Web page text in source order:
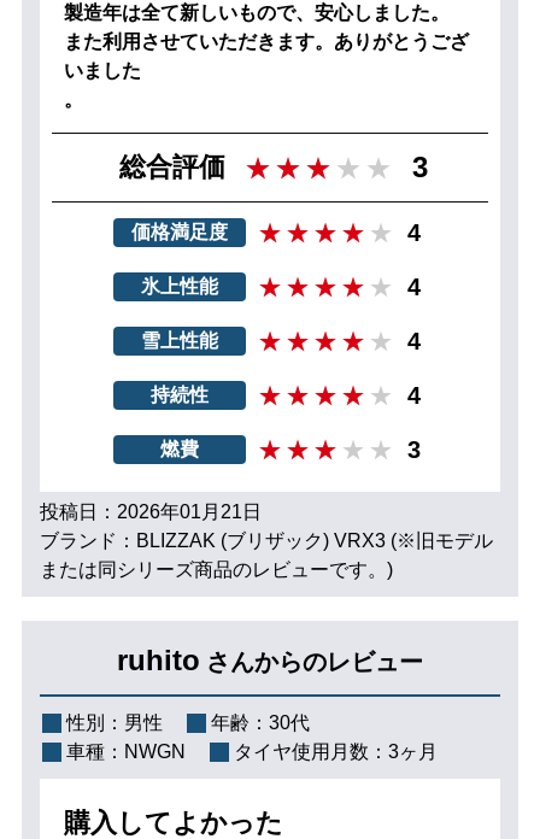
製造年は全て新しいもので、安心しました。
また利用させていただきます。ありがとうござ
いました
。
総合評価 3
価格満足度 4
氷上性能 4
雪上性能 4
持続性 4
燃費 3
投稿日：2026年01月21日
ブランド：BLIZZAK (ブリザック) VRX3 (※旧モデル
または同シリーズ商品のレビューです。)
ruhito さんからのレビュー
性別： 男性 年齢： 30代
車種： NWGN タイヤ使用月数： 3ヶ月
購入してよかった